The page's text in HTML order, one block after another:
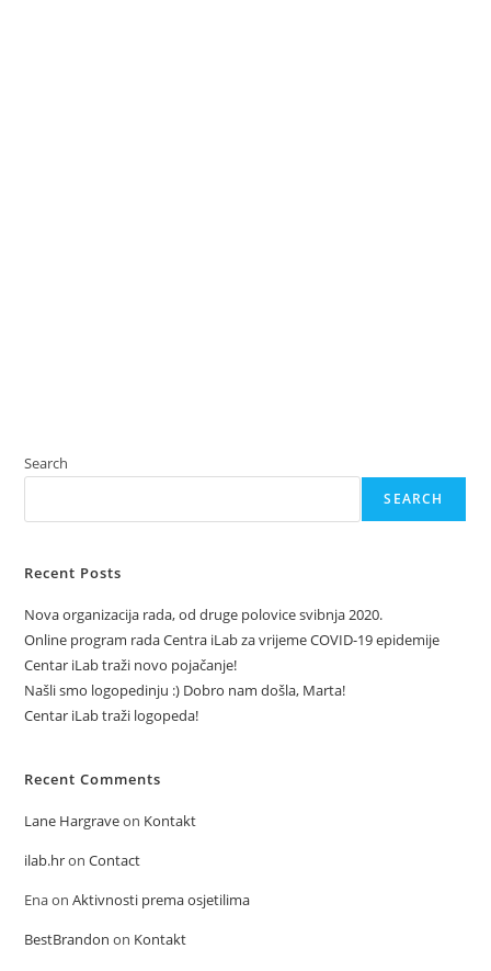
Search
SEARCH
Recent Posts
Nova organizacija rada, od druge polovice svibnja 2020.
Online program rada Centra iLab za vrijeme COVID-19 epidemije
Centar iLab traži novo pojačanje!
Našli smo logopedinju :) Dobro nam došla, Marta!
Centar iLab traži logopeda!
Recent Comments
Lane Hargraveon Kontakt
ilab.hronContact
EnaonAktivnosti prema osjetilima
BestBrandon on Kontakt